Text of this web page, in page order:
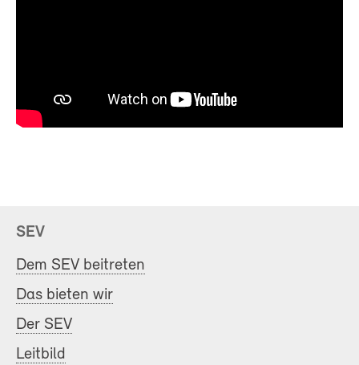
SEV
Dem SEV beitreten
Das bieten wir
Der SEV
Leitbild